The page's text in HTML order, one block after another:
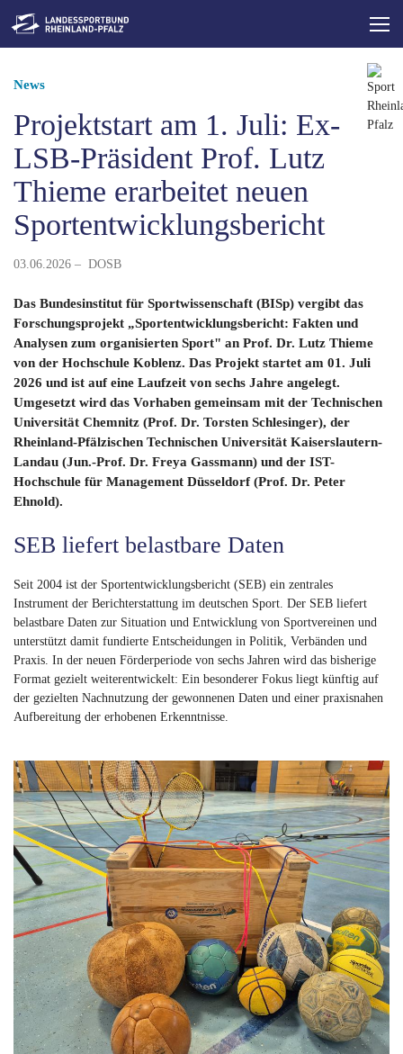
zum
Inhalt
Pfadnavigation
News
Projektstart am 1. Juli: Ex-
LSB-Präsident Prof. Lutz
Thieme erarbeitet neuen
Sportentwicklungsbericht
03.06.2026 – DOSB
Das Bundesinstitut für Sportwissenschaft (BISp) vergibt das
Forschungsprojekt „Sportentwicklungsbericht: Fakten und
Analysen zum organisierten Sport" an Prof. Dr. Lutz Thieme
von der Hochschule Koblenz. Das Projekt startet am 01. Juli
2026 und ist auf eine Laufzeit von sechs Jahre angelegt.
Umgesetzt wird das Vorhaben gemeinsam mit der Technischen
Universität Chemnitz (Prof. Dr. Torsten Schlesinger), der
Rheinland-Pfälzischen Technischen Universität Kaiserslautern-
Landau (Jun.-Prof. Dr. Freya Gassmann) und der IST-
Hochschule für Management Düsseldorf (Prof. Dr. Peter
Ehnold).
SEB liefert belastbare Daten
Seit 2004 ist der Sportentwicklungsbericht (SEB) ein zentrales
Instrument der Berichterstattung im deutschen Sport. Der SEB liefert
belastbare Daten zur Situation und Entwicklung von Sportvereinen und
unterstützt damit fundierte Entscheidungen in Politik, Verbänden und
Praxis. In der neuen Förderperiode von sechs Jahren wird das bisherige
Format gezielt weiterentwickelt: Ein besonderer Fokus liegt künftig auf
der gezielten Nachnutzung der gewonnenen Daten und einer praxisnahen
Aufbereitung der erhobenen Erkenntnisse.